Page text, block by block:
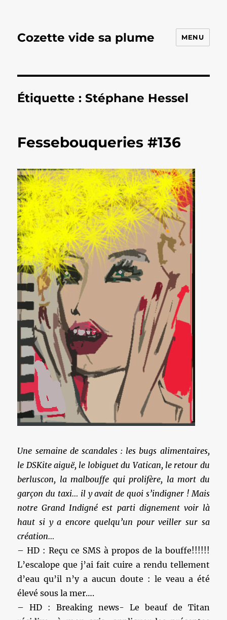
Cozette vide sa plume MENU
Étiquette :Stéphane Hessel
Fessebouqueries #136
Une semaine de scandales : les bugs alimentaires,
le DSKite aiguë, le lobiguet du Vatican, le retour du
berluscon, la malbouffe qui prolifère, la mort du
garçon du taxi… il y avait de quoi s’indigner ! Mais
notre Grand Indigné est parti dignement voir là
haut si y a encore quelqu’un pour veiller sur sa
création…
– HD : Reçu ce SMS à propos de la bouffe!!!!!!
L’escalope que j’ai fait cuire a rendu tellement
d’eau qu’il n’y a aucun doute : le veau a été
élevé sous la mer….
– HD : Breaking news- Le beauf de Titan